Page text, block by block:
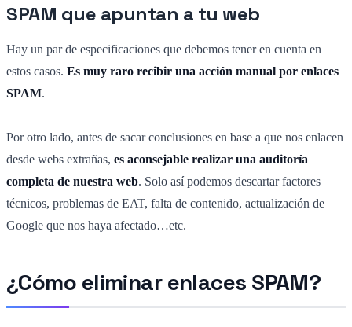
SPAM que apuntan a tu web
Hay un par de especificaciones que debemos tener en cuenta en
estos casos. Es muy raro recibir una acción manual por enlaces
SPAM.
Por otro lado, antes de sacar conclusiones en base a que nos enlacen
desde webs extrañas, es aconsejable realizar una auditoría
completa de nuestra web. Solo así podemos descartar factores
técnicos, problemas de EAT, falta de contenido, actualización de
Google que nos haya afectado…etc.
¿Cómo eliminar enlaces SPAM?